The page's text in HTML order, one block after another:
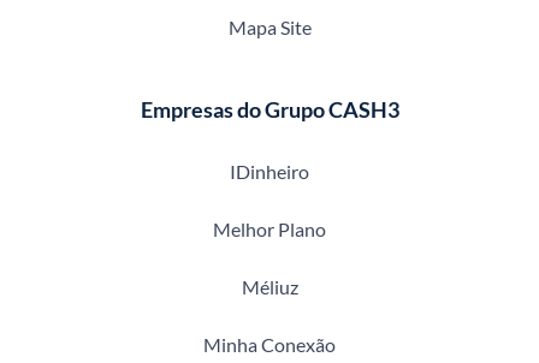
Mapa Site
Empresas do Grupo CASH3
IDinheiro
Melhor Plano
Méliuz
Minha Conexão